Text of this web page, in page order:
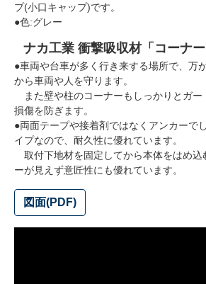
プ(小口キャップ)です。
●色:グレー
ナカ工業 衝撃吸収材「コーナ
●車両や台車が多く行き来する場所で、万
から車両や人を守ります。
また壁や柱のコーナーもしっかりとガー
損傷を防ぎます。
●両面テープや接着剤ではなくアンカーで
イプなので、耐久性に優れています。
取付下地材を固定してから本体をはめ込
ーが見えず意匠性にも優れています。
図面(PDF)